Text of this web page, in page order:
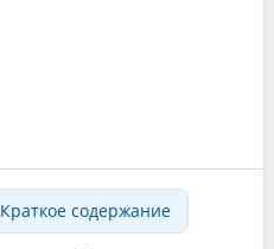
Краткое содержание